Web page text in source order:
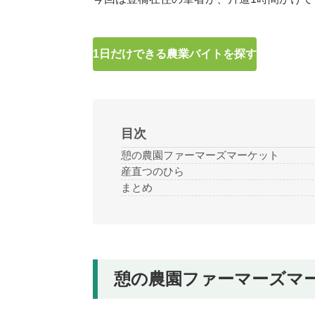
1日だけできる農業バイトを探す
目次
憩の農園ファーマーズマーケット
産直つのひら
まとめ
憩の農園ファーマーズマ